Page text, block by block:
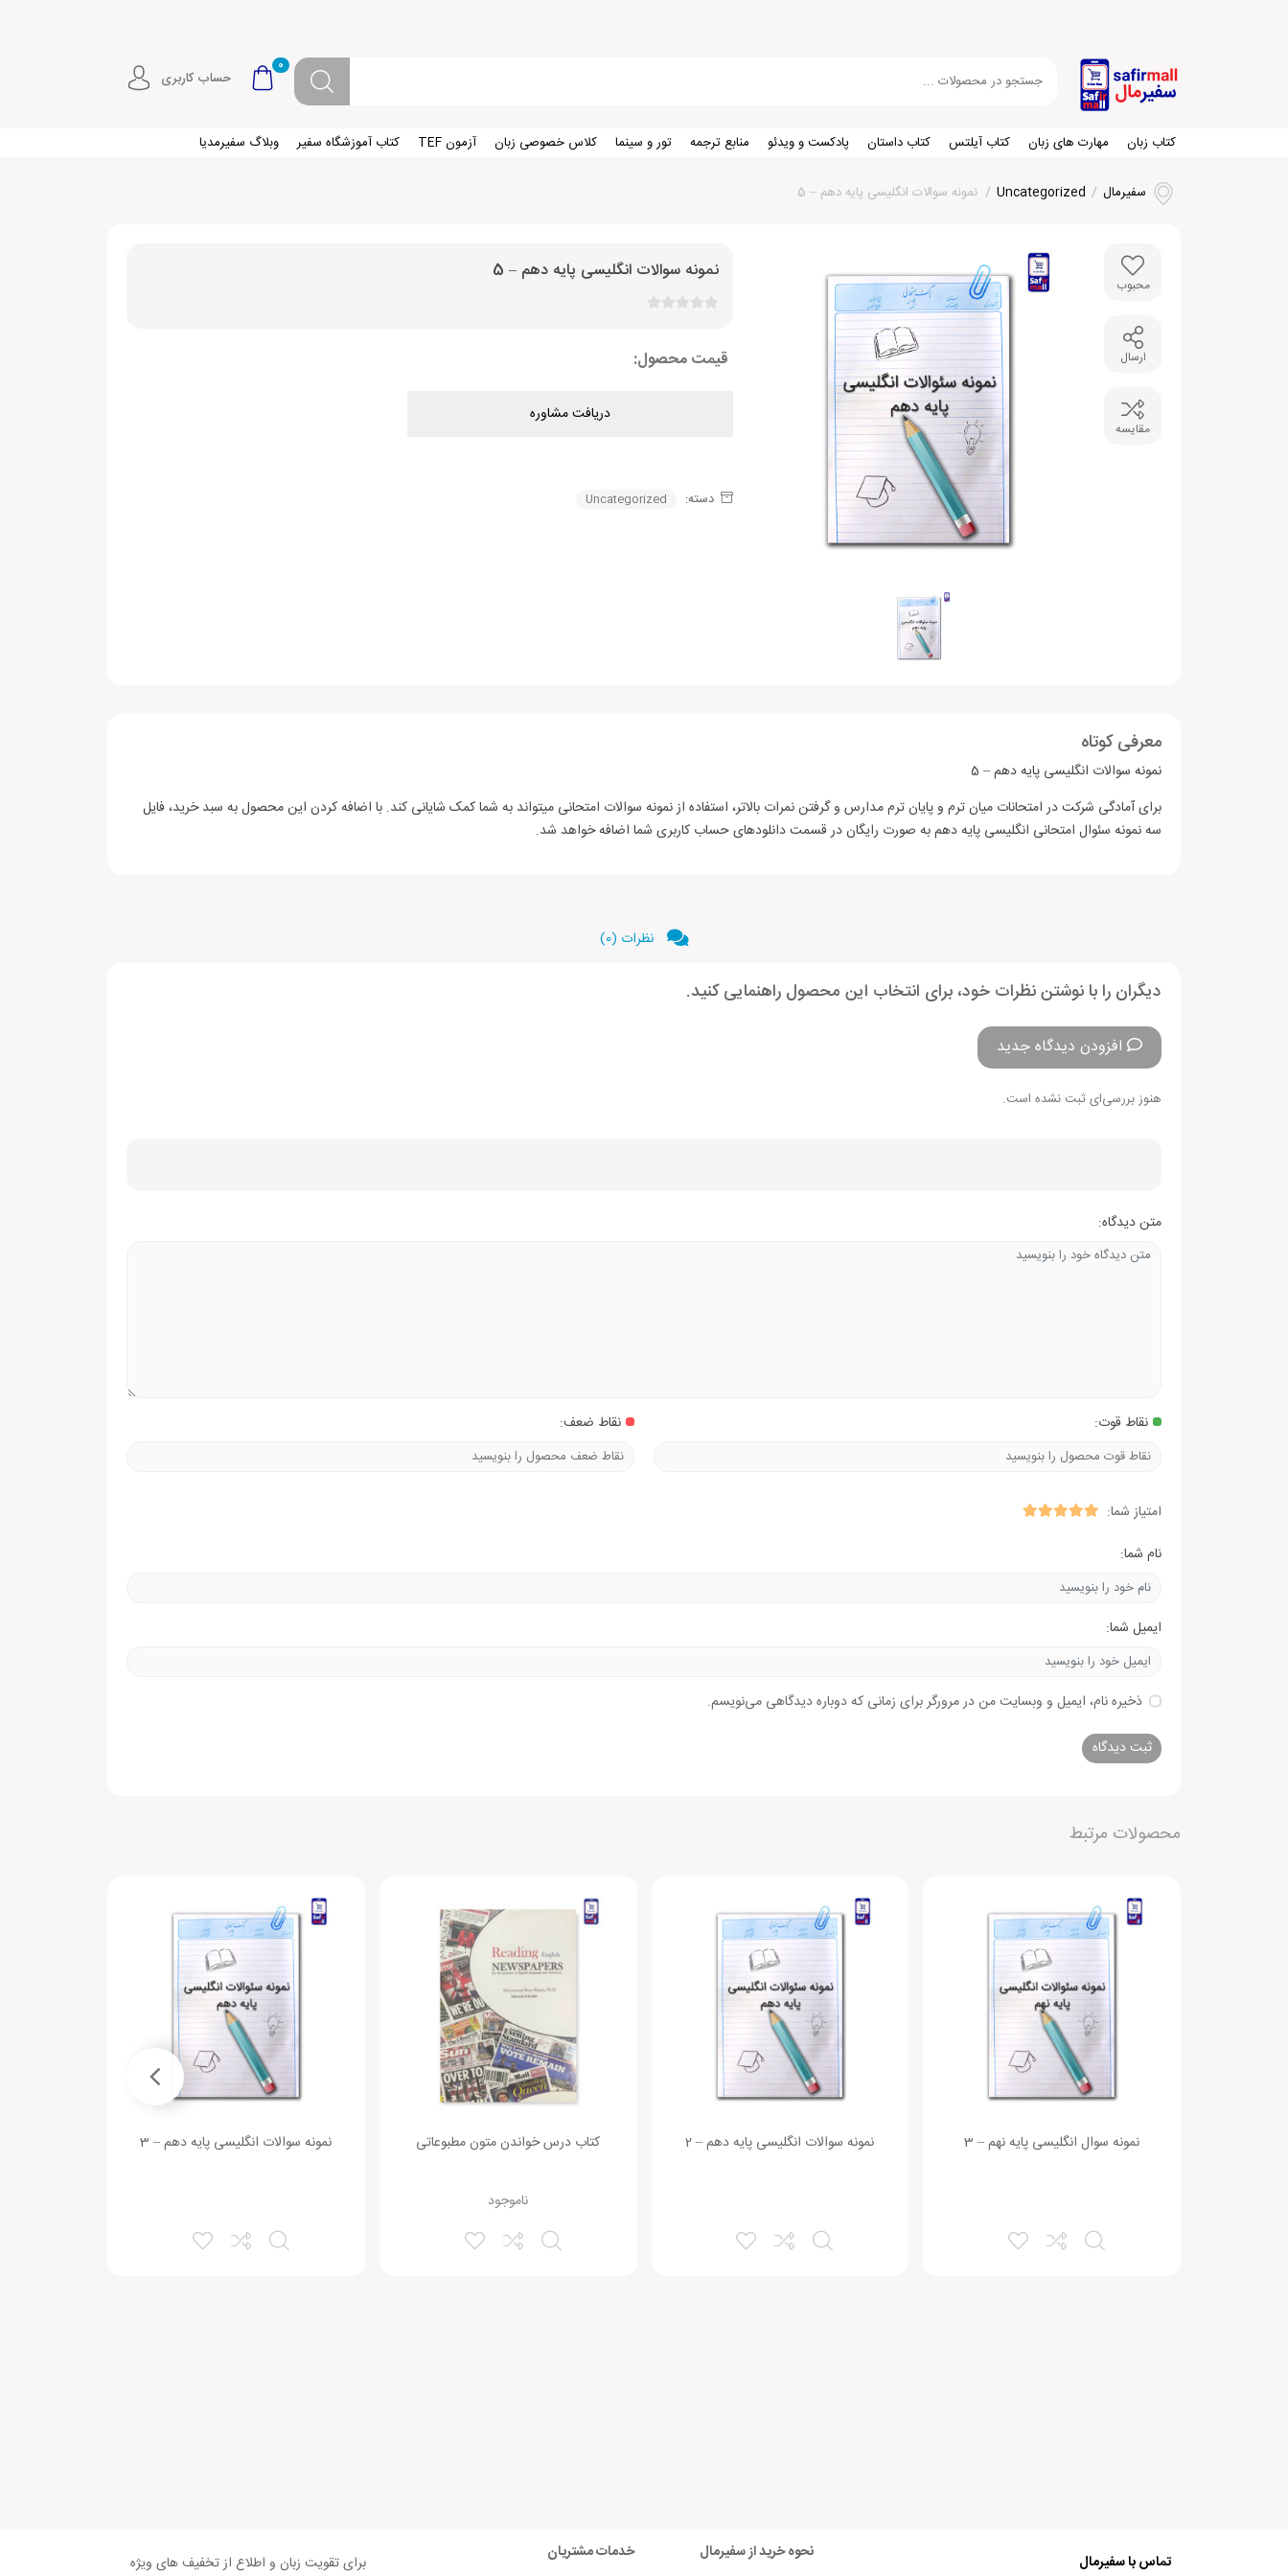
0
حساب کاربری
کتاب زبان مهارت های زبان کتاب آیلتس کتاب داستان پادکست و ویدئو منابع ترجمه تور و سینما کلاس خصوصی زبان آزمون TEF کتاب آموزشگاه سفیر وبلاگ سفیرمدیا
سفیرمال /
Uncategorized
/ نمونه سوالات انگلیسی پایه دهم – 5
محبوب
ارسال
مقایسه
نمونه سوالات انگلیسی پایه دهم – 5
قیمت محصول:
دریافت مشاوره
دسته: Uncategorized
معرفی کوتاه
نمونه سوالات انگلیسی پایه دهم – 5
برای آمادگی شرکت در امتحانات میان ترم و پایان ترم مدارس و گرفتن نمرات بالاتر، استفاده از نمونه سوالات امتحانی ‌میتواند به شما کمک شایانی کند. با اضافه کردن این محصول به سبد خرید، فایل
سه نمونه سئوال امتحانی انگلیسی پایه دهم به صورت رایگان در قسمت دانلودهای حساب کاربری شما اضافه خواهد شد.
نظرات (0)
دیگران را با نوشتن نظرات خود، برای انتخاب این محصول راهنمایی کنید.
افزودن دیدگاه جدید
هنوز بررسی‌ای ثبت نشده است.
متن دیدگاه:
نقاط قوت: نقاط ضعف:
امتیاز شما:
نام شما:
ایمیل شما:
ذخیره نام، ایمیل و وبسایت من در مرورگر برای زمانی که دوباره دیدگاهی می‌نویسم.
محصولات مرتبط
نمونه سوال انگلیسی پایه نهم – 3 نمونه سوالات انگلیسی پایه دهم – 2 کتاب درس خواندن متون مطبوعاتی
ناموجود
نمونه سوالات انگلیسی پایه دهم – 3
تماس با سفیرمال
نحوه خرید از سفیرمال
خدمات مشتریان
برای تقویت زبان و اطلاع از تخفیف های ویژه